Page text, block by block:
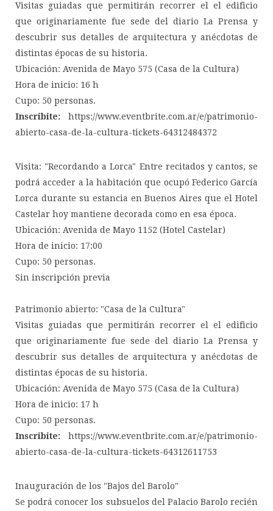
Visitas guiadas que permitirán recorrer el el edificio
que originariamente fue sede del diario La Prensa y
descubrir sus detalles de arquitectura y anécdotas de
distintas épocas de su historia.
Ubicación: Avenida de Mayo 575 (Casa de la Cultura)
Hora de inicio: 16 h
Cupo: 50 personas.
Inscribite: https://www.eventbrite.com.ar/e/patrimonio-
abierto-casa-de-la-cultura-tickets-64312484372
Visita: "Recordando a Lorca" Entre recitados y cantos, se
podrá acceder a la habitación que ocupó Federico García
Lorca durante su estancia en Buenos Aires que el Hotel
Castelar hoy mantiene decorada como en esa época.
Ubicación: Avenida de Mayo 1152 (Hotel Castelar)
Hora de inicio: 17:00
Cupo: 50 personas.
Sin inscripción previa
Patrimonio abierto: "Casa de la Cultura"
Visitas guiadas que permitirán recorrer el el edificio
que originariamente fue sede del diario La Prensa y
descubrir sus detalles de arquitectura y anécdotas de
distintas épocas de su historia.
Ubicación: Avenida de Mayo 575 (Casa de la Cultura)
Hora de inicio: 17 h
Cupo: 50 personas.
Inscribite: https://www.eventbrite.com.ar/e/patrimonio-
abierto-casa-de-la-cultura-tickets-64312611753
Inauguración de los "Bajos del Barolo"
Se podrá conocer los subsuelos del Palacio Barolo recién